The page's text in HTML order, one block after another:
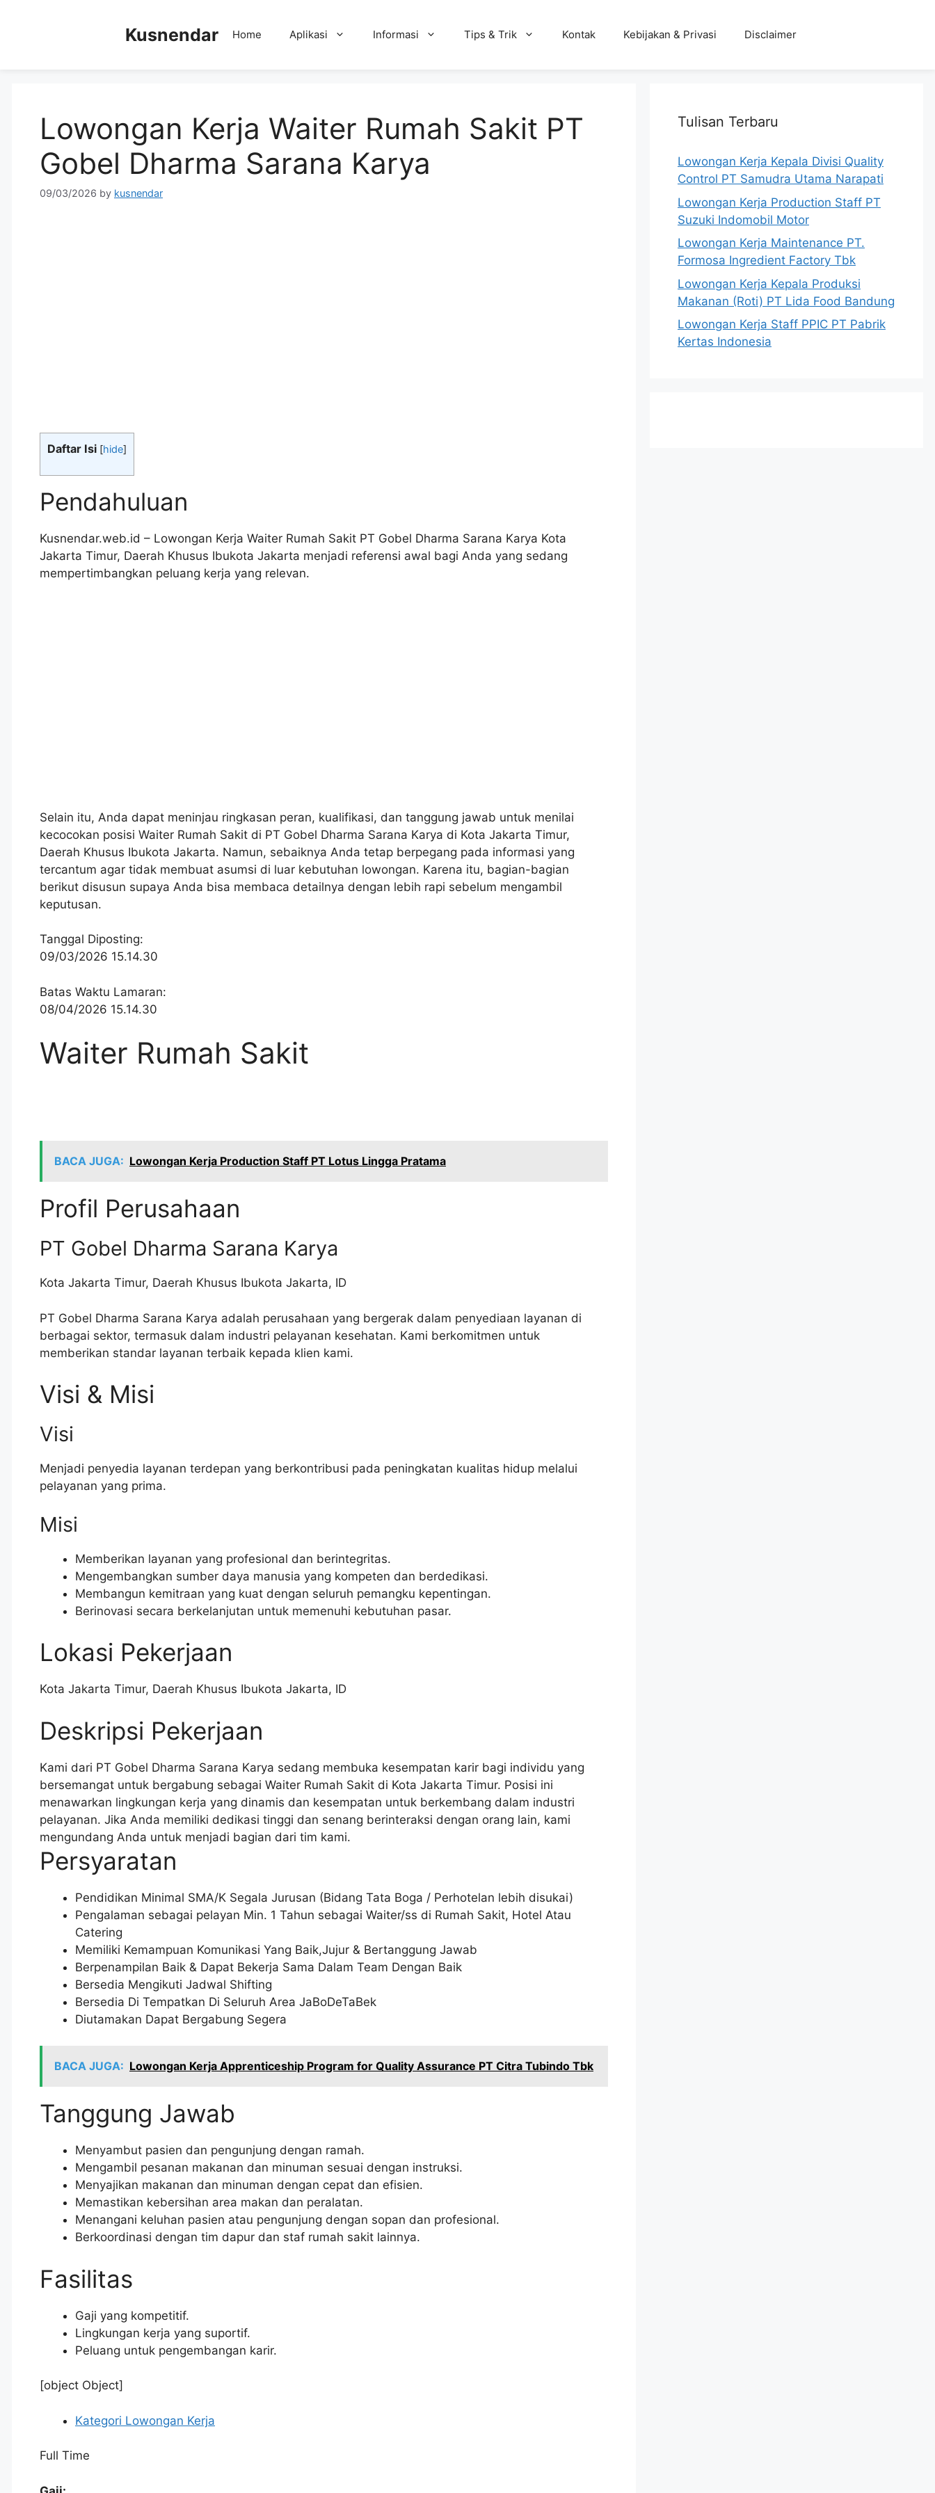
Kusnendar Home Aplikasi Informasi Tips & Trik Kontak Kebijakan & Privasi Disclaimer
Lowongan Kerja Waiter Rumah Sakit PT
Gobel Dharma Sarana Karya
09/03/2026 by kusnendar
Daftar Isi [hide]
Pendahuluan
Kusnendar.web.id – Lowongan Kerja Waiter Rumah Sakit PT Gobel Dharma Sarana Karya Kota
Jakarta Timur, Daerah Khusus Ibukota Jakarta menjadi referensi awal bagi Anda yang sedang
mempertimbangkan peluang kerja yang relevan.
Selain itu, Anda dapat meninjau ringkasan peran, kualifikasi, dan tanggung jawab untuk menilai
kecocokan posisi Waiter Rumah Sakit di PT Gobel Dharma Sarana Karya di Kota Jakarta Timur,
Daerah Khusus Ibukota Jakarta. Namun, sebaiknya Anda tetap berpegang pada informasi yang
tercantum agar tidak membuat asumsi di luar kebutuhan lowongan. Karena itu, bagian-bagian
berikut disusun supaya Anda bisa membaca detailnya dengan lebih rapi sebelum mengambil
keputusan.
Tanggal Diposting:
09/03/2026 15.14.30
Batas Waktu Lamaran:
08/04/2026 15.14.30
Waiter Rumah Sakit
BACA JUGA: Lowongan Kerja Production Staff PT Lotus Lingga Pratama
Profil Perusahaan
PT Gobel Dharma Sarana Karya
Kota Jakarta Timur, Daerah Khusus Ibukota Jakarta, ID
PT Gobel Dharma Sarana Karya adalah perusahaan yang bergerak dalam penyediaan layanan di
berbagai sektor, termasuk dalam industri pelayanan kesehatan. Kami berkomitmen untuk
memberikan standar layanan terbaik kepada klien kami.
Visi & Misi
Visi
Menjadi penyedia layanan terdepan yang berkontribusi pada peningkatan kualitas hidup melalui
pelayanan yang prima.
Misi
Memberikan layanan yang profesional dan berintegritas.
Mengembangkan sumber daya manusia yang kompeten dan berdedikasi.
Membangun kemitraan yang kuat dengan seluruh pemangku kepentingan.
Berinovasi secara berkelanjutan untuk memenuhi kebutuhan pasar.
Lokasi Pekerjaan
Kota Jakarta Timur, Daerah Khusus Ibukota Jakarta, ID
Deskripsi Pekerjaan
Kami dari PT Gobel Dharma Sarana Karya sedang membuka kesempatan karir bagi individu yang
bersemangat untuk bergabung sebagai Waiter Rumah Sakit di Kota Jakarta Timur. Posisi ini
menawarkan lingkungan kerja yang dinamis dan kesempatan untuk berkembang dalam industri
pelayanan. Jika Anda memiliki dedikasi tinggi dan senang berinteraksi dengan orang lain, kami
mengundang Anda untuk menjadi bagian dari tim kami.
Persyaratan
Pendidikan Minimal SMA/K Segala Jurusan (Bidang Tata Boga / Perhotelan lebih disukai)
Pengalaman sebagai pelayan Min. 1 Tahun sebagai Waiter/ss di Rumah Sakit, Hotel Atau
Catering
Memiliki Kemampuan Komunikasi Yang Baik,Jujur & Bertanggung Jawab
Berpenampilan Baik & Dapat Bekerja Sama Dalam Team Dengan Baik
Bersedia Mengikuti Jadwal Shifting
Bersedia Di Tempatkan Di Seluruh Area JaBoDeTaBek
Diutamakan Dapat Bergabung Segera
BACA JUGA: Lowongan Kerja Apprenticeship Program for Quality Assurance PT Citra Tubindo Tbk
Tanggung Jawab
Menyambut pasien dan pengunjung dengan ramah.
Mengambil pesanan makanan dan minuman sesuai dengan instruksi.
Menyajikan makanan dan minuman dengan cepat dan efisien.
Memastikan kebersihan area makan dan peralatan.
Menangani keluhan pasien atau pengunjung dengan sopan dan profesional.
Berkoordinasi dengan tim dapur dan staf rumah sakit lainnya.
Fasilitas
Gaji yang kompetitif.
Lingkungan kerja yang suportif.
Peluang untuk pengembangan karir.
[object Object]
Kategori Lowongan Kerja
Full Time
Tulisan Terbaru
Lowongan Kerja Kepala Divisi Quality
Control PT Samudra Utama Narapati
Lowongan Kerja Production Staff PT
Suzuki Indomobil Motor
Lowongan Kerja Maintenance PT.
Formosa Ingredient Factory Tbk
Lowongan Kerja Kepala Produksi
Makanan (Roti) PT Lida Food Bandung
Lowongan Kerja Staff PPIC PT Pabrik
Kertas Indonesia